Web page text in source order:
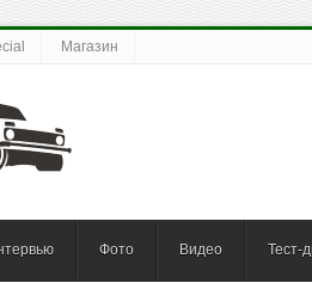
Магазин
Фото Видео Тест-